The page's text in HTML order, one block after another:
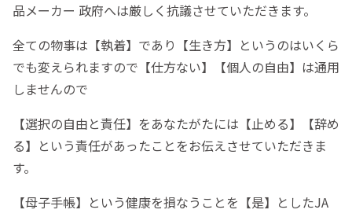
品メーカー 政府へは厳しく抗議させていただきます。
全ての物事は【執着】であり【生き方】というのはいくら
でも変えられますので【仕方ない】【個人の自由】は通用
しませんので
【選択の自由と責任】をあなたがたには【止める】【辞め
る】という責任があったことをお伝えさせていただきま
す。
【母子手帳】という健康を損なうことを【是】としたJA